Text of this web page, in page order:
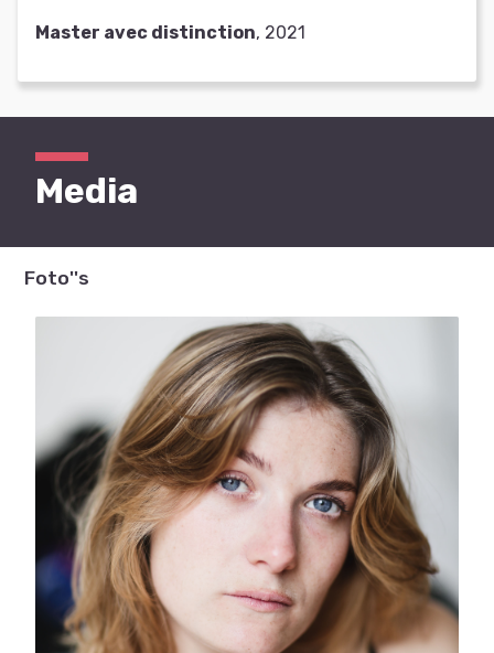
Master avec distinction, 2021
Media
Foto''s